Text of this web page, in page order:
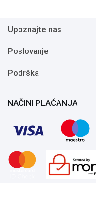
Upoznajte nas
Poslovanje
Podrška
NAČINI PLAĆANJA